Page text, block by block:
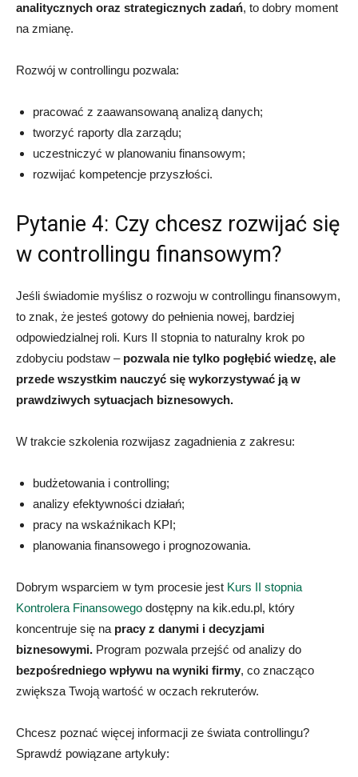
analitycznych oraz strategicznych zadań, to dobry moment
na zmianę.
Rozwój w controllingu pozwala:
pracować z zaawansowaną analizą danych;
tworzyć raporty dla zarządu;
uczestniczyć w planowaniu finansowym;
rozwijać kompetencje przyszłości.
Pytanie 4: Czy chcesz rozwijać się
w controllingu finansowym?
Jeśli świadomie myślisz o rozwoju w controllingu finansowym,
to znak, że jesteś gotowy do pełnienia nowej, bardziej
odpowiedzialnej roli. Kurs II stopnia to naturalny krok po
zdobyciu podstaw – pozwala nie tylko pogłębić wiedzę, ale
przede wszystkim nauczyć się wykorzystywać ją w
prawdziwych sytuacjach biznesowych.
W trakcie szkolenia rozwijasz zagadnienia z zakresu:
budżetowania i controlling;
analizy efektywności działań;
pracy na wskaźnikach KPI;
planowania finansowego i prognozowania.
Dobrym wsparciem w tym procesie jest Kurs II stopnia
Kontrolera Finansowego dostępny na kik.edu.pl, który
koncentruje się na pracy z danymi i decyzjami
biznesowymi. Program pozwala przejść od analizy do
bezpośredniego wpływu na wyniki firmy, co znacząco
zwiększa Twoją wartość w oczach rekruterów.
Chcesz poznać więcej informacji ze świata controllingu?
Sprawdź powiązane artykuły: